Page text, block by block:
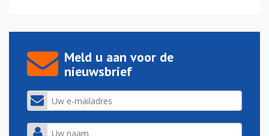
Meld u aan voor de
nieuwsbrief